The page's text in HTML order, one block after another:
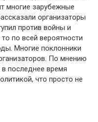
многие зарубежные
организаторы
против войны и
по всей вероятности
Многие поклонники
По мнению
в последнее время
что просто не